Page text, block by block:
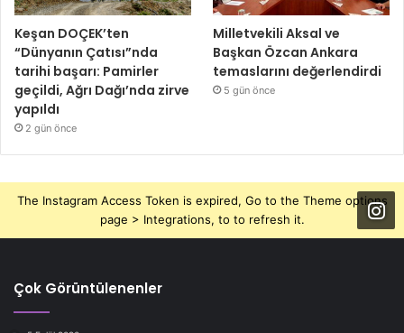
Keşan DOÇEK’ten
“Dünyanın Çatısı”nda
tarihi başarı: Pamirler
geçildi, Ağrı Dağı’nda zirve
yapıldı
2 gün önce
Milletvekili Aksal ve
Başkan Özcan Ankara
temaslarını değerlendirdi
5 gün önce
The Instagram Access Token is expired, Go to the Theme options
page > Integrations, to to refresh it.
Çok Görüntülenenler